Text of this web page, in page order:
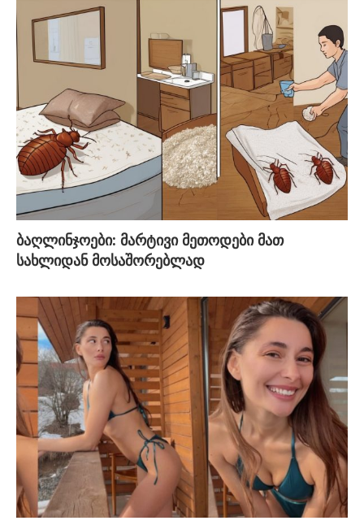
ბაღლინჯოები: მარტივი მეთოდები მათ
სახლიდან მოსაშორებლად